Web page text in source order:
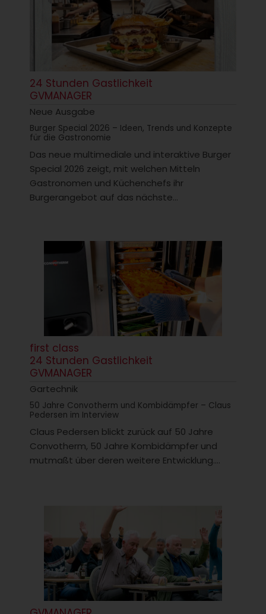
24 Stunden Gastlichkeit
GVMANAGER
Neue Ausgabe
Burger Special 2026 – Ideen, Trends und Konzepte
für die Gastronomie
Das neue multimediale und interaktive Burger
Special 2026 zeigt, mit welchen Mitteln
Gastronomen und Küchenchefs ihr
Burgerangebot auf das nächste...
first class
24 Stunden Gastlichkeit
GVMANAGER
Gartechnik
50 Jahre Convotherm und Kombidämpfer – Claus
Pedersen im Interview
Claus Pedersen blickt zurück auf 50 Jahre
Convotherm, 50 Jahre Kombidämpfer und
mutmaßt über deren weitere Entwicklung....